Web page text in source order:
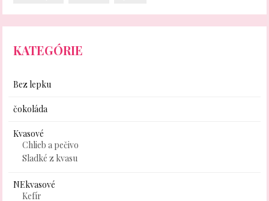
KATEGÓRIE
Bez lepku
čokoláda
Kvasové
Chlieb a pečivo
Sladké z kvasu
NEkvasové
Kefír